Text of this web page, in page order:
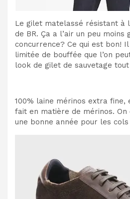
Le gilet matelassé résistant à
de BR. Ça a l’air un peu moins
concurrence? Ce qui est bon! Il
limitée de bouffée que l’on
look de gilet de sauvetage
100% laine mérinos extra fine,
fait en matière de mérinos.
une bonne année pour les